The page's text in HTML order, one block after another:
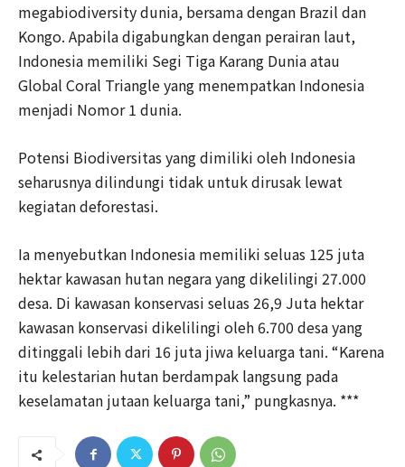
megabiodiversity dunia, bersama dengan Brazil dan
Kongo. Apabila digabungkan dengan perairan laut,
Indonesia memiliki Segi Tiga Karang Dunia atau
Global Coral Triangle yang menempatkan Indonesia
menjadi Nomor 1 dunia.
Potensi Biodiversitas yang dimiliki oleh Indonesia
seharusnya dilindungi tidak untuk dirusak lewat
kegiatan deforestasi.
Ia menyebutkan Indonesia memiliki seluas 125 juta
hektar kawasan hutan negara yang dikelilingi 27.000
desa. Di kawasan konservasi seluas 26,9 Juta hektar
kawasan konservasi dikelilingi oleh 6.700 desa yang
ditinggali lebih dari 16 juta jiwa keluarga tani. “Karena
itu kelestarian hutan berdampak langsung pada
keselamatan jutaan keluarga tani,” pungkasnya. ***